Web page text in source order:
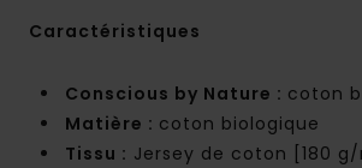
Caractéristiques
Conscious by Nature : coton
Matière : coton biologique
Tissu : Jersey de coton [180 g/